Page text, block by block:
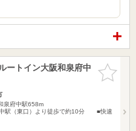
お気に入
りに追加
ートイン大阪和泉府中
泉府中駅658m
中駅（東口）より徒歩で約10分 ■快速